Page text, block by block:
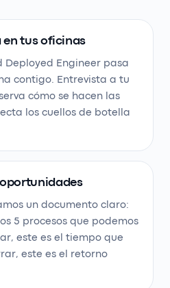
en tus oficinas
Deployed Engineer pasa
contigo. Entrevista a tu
cómo se hacen las
los cuellos de botella
oportunidades
un documento claro:
5 procesos que podemos
este es el tiempo que
este es el retorno